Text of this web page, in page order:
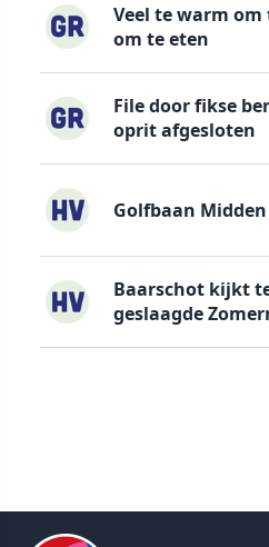
Veel te warm
om te eten
File door fikse
oprit afgesloten
Golfbaan
Baarschot kijkt
geslaagde